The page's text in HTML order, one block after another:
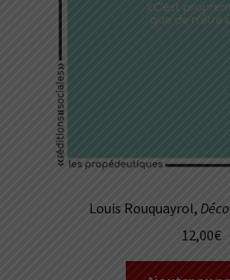
Louis Rouquayrol,
12,00€